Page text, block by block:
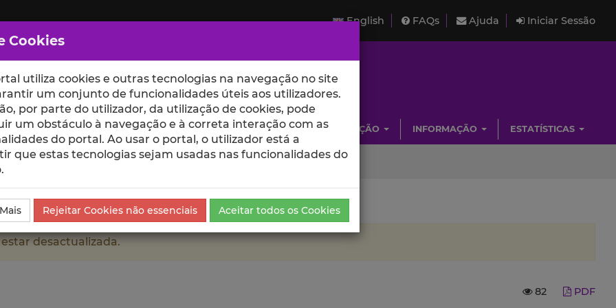
English FAQs Ajuda Iniciar Sessão
ESCOLAS UNIDADES INVESTIGAÇÃO INFORMAÇÃO ESTATÍSTICAS
desactualizada.
82 PDF
Cookies
utiliza cookies e outras tecnologias na navegação no site
um conjunto de funcionalidades úteis aos utilizadores.
por parte do utilizador, da utilização de cookies, pode
um obstáculo à navegação e à correta interação com as
do portal. Ao usar o portal, o utilizador está a
que estas tecnologias sejam usadas nas funcionalidades do
Rejeitar Cookies não essenciais Aceitar todos os Cookies